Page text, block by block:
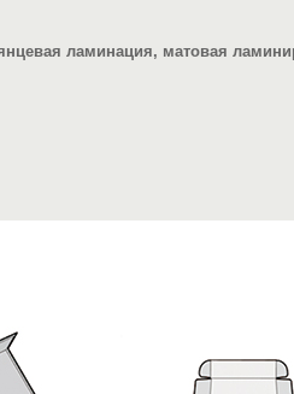
ламинация, матовая